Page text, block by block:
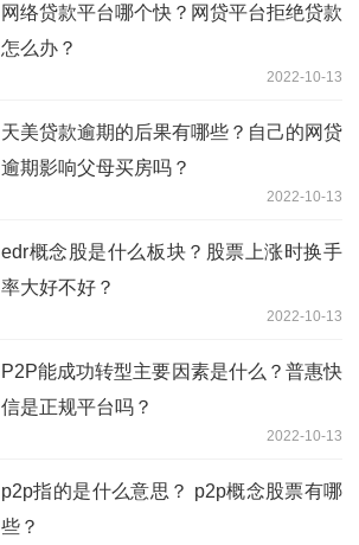
网络贷款平台哪个快？网贷平台拒绝贷款
怎么办？
2022-10-13
天美贷款逾期的后果有哪些？自己的网贷
逾期影响父母买房吗？
2022-10-13
edr概念股是什么板块？股票上涨时换手
率大好不好？
2022-10-13
P2P能成功转型主要因素是什么？普惠快
信是正规平台吗？
2022-10-13
p2p指的是什么意思？ p2p概念股票有哪
些？